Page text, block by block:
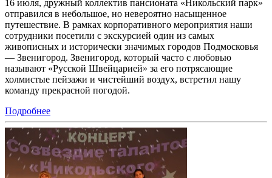
16 июля, дружный коллектив пансионата «Никольский парк»
отправился в небольшое, но невероятно насыщенное
путешествие. В рамках корпоративного мероприятия наши
сотрудники посетили с экскурсией один из самых
живописных и исторически значимых городов Подмосковья
— Звенигород. Звенигород, который часто с любовью
называют «Русской Швейцарией» за его потрясающие
холмистые пейзажи и чистейший воздух, встретил нашу
команду прекрасной погодой.
Подробнее